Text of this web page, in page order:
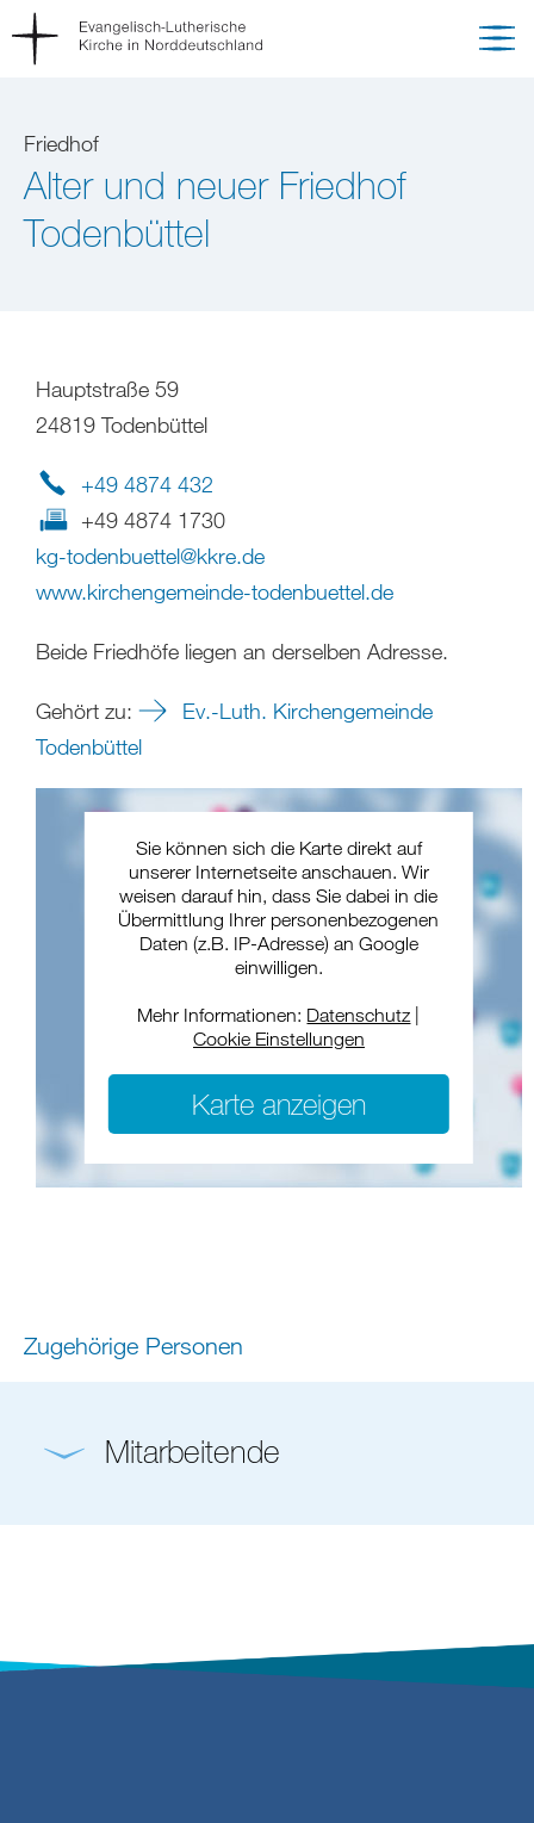
Friedhof
Alter und neuer Friedhof
Todenbüttel
Hauptstraße 59
24819 Todenbüttel
+49 4874 432
+49 4874 1730
kg-todenbuettel@kkre.de
www.kirchengemeinde-todenbuettel.de
Beide Friedhöfe liegen an derselben Adresse.
Gehört zu:
Ev.-Luth. Kirchengemeinde
Todenbüttel
Sie können sich die Karte direkt auf
unserer Internetseite anschauen. Wir
weisen darauf hin, dass Sie dabei in die
Übermittlung Ihrer personenbezogenen
Daten (z.B. IP-Adresse) an Google
einwilligen.
Mehr Informationen: Datenschutz
Cookie Einstellungen
Karte anzeigen
Zugehörige Personen
Mitarbeitende